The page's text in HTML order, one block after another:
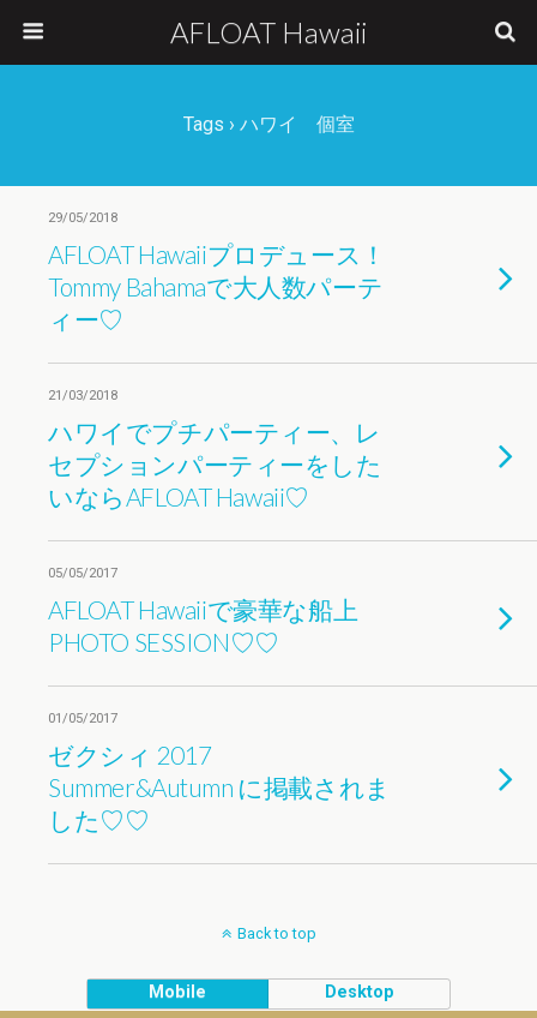
AFLOAT Hawaii
Tags › ハワイ 個室
29/05/2018
AFLOAT Hawaiiプロデュース！
Tommy Bahamaで大人数パーテ
ィー♡
21/03/2018
ハワイでプチパーティー、レ
セプションパーティーをした
いならAFLOAT Hawaii♡
05/05/2017
AFLOAT Hawaiiで豪華な船上
PHOTO SESSION♡♡
01/05/2017
ゼクシィ 2017
Summer&Autumn に掲載されま
した♡♡
Back to top
Mobile Desktop